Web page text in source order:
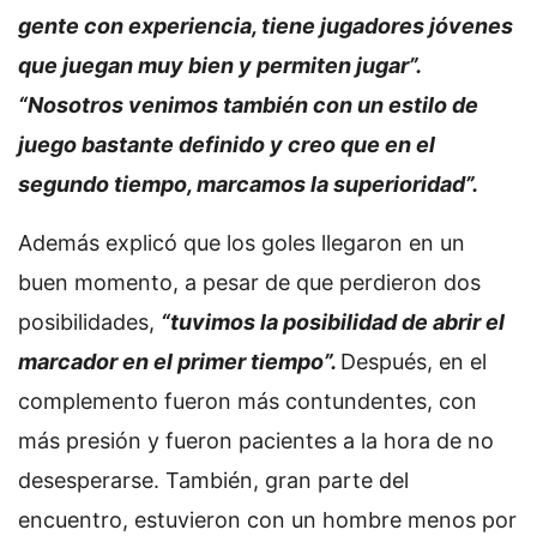
gente con experiencia, tiene jugadores jóvenes
que juegan muy bien y permiten jugar”.
“Nosotros venimos también con un estilo de
juego bastante definido y creo que en el
segundo tiempo, marcamos la superioridad”.
Además explicó que los goles llegaron en un
buen momento, a pesar de que perdieron dos
posibilidades, “tuvimos la posibilidad de abrir el
marcador en el primer tiempo”. Después, en el
complemento fueron más contundentes, con
más presión y fueron pacientes a la hora de no
desesperarse. También, gran parte del
encuentro, estuvieron con un hombre menos por